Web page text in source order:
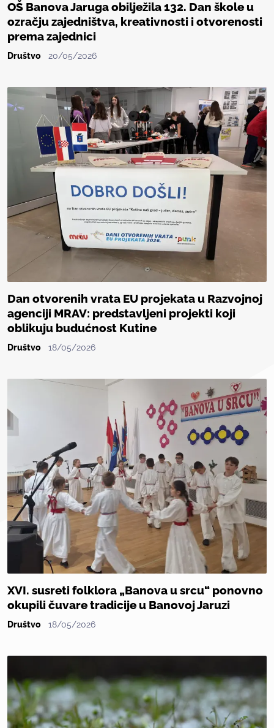
OŠ Banova Jaruga obilježila 132. Dan škole u
ozračju zajedništva, kreativnosti i otvorenosti
prema zajednici
Društvo 20/05/2026
Dan otvorenih vrata EU projekata u Razvojnoj
agenciji MRAV: predstavljeni projekti koji
oblikuju budućnost Kutine
Društvo 18/05/2026
XVI. susreti folklora „Banova u srcu“ ponovno
okupili čuvare tradicije u Banovoj Jaruzi
Društvo 18/05/2026